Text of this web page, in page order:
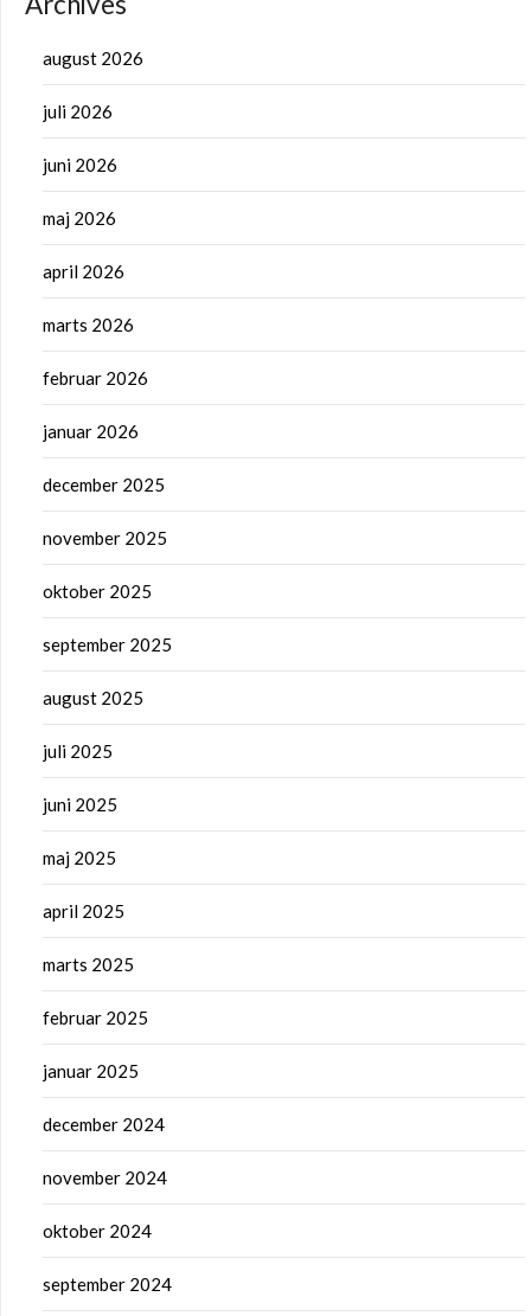
august 2026
juli 2026
juni 2026
maj 2026
april 2026
marts 2026
februar 2026
januar 2026
december 2025
november 2025
oktober 2025
september 2025
august 2025
juli 2025
juni 2025
maj 2025
april 2025
marts 2025
februar 2025
januar 2025
december 2024
november 2024
oktober 2024
september 2024